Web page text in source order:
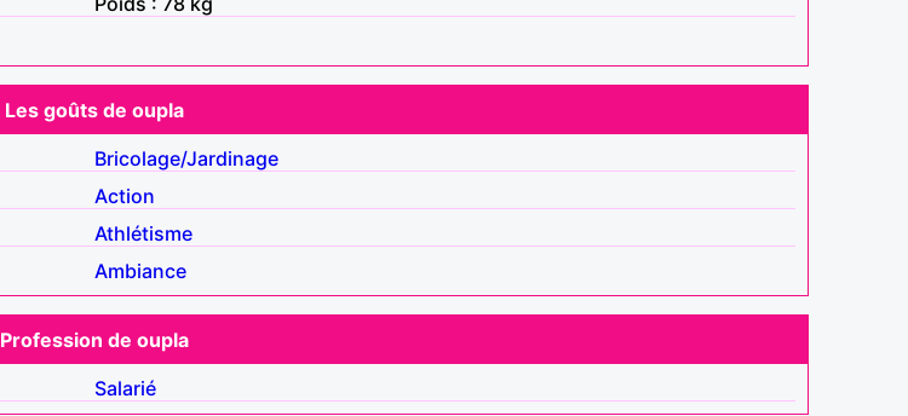
Les goûts de oupla
Bricolage/Jardinage
Action
Athlétisme
Ambiance
Profession de oupla
Salarié